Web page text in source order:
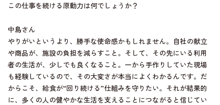
この仕事を続ける原動力は何でしょうか？
中島さん
やりがいというより、勝手な使命感かもしれません。自社の献立
や商品が、施設の負担を減らすこと。そして、その先にいる利用
者の生活が、少しでも良くなること。一から手作りしていた現場
も経験しているので、その大変さが本当によくわかるんです。だ
からこそ、給食が“回り続ける”仕組みを守りたい。それが結果的
に、多くの人の健やかな生活を支えることにつながると信じてい